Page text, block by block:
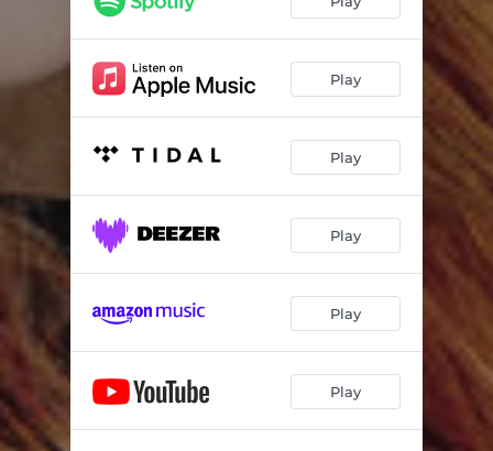
Ein Stern (der deinen Namen trägt) 03:30
05:10
04:49
Can't Help Falling in Love 03:10
One Moment in Time 04:43
Aber Dich gibt's nur einmal für mich 03:19
Let It Be 03:48
Play
Play
Play
Play
Play